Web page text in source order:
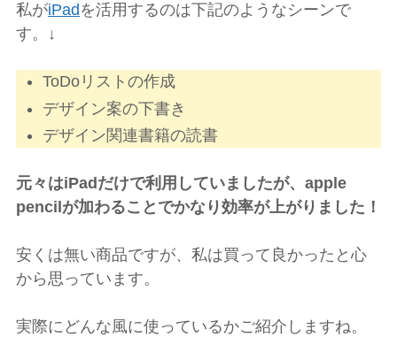
私がiPad を活用するのは下記のようなシーンで
す。↓
ToDoリストの作成
デザイン案の下書き
デザイン関連書籍の読書
元々はiPadだけで利用していましたが、apple
pencilが加わることでかなり効率が上がりました！
安くは無い商品ですが、私は買って良かったと心
から思っています。
実際にどんな風に使っているかご紹介しますね。